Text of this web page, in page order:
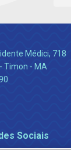
Médici, 718
Timon - MA
Sociais